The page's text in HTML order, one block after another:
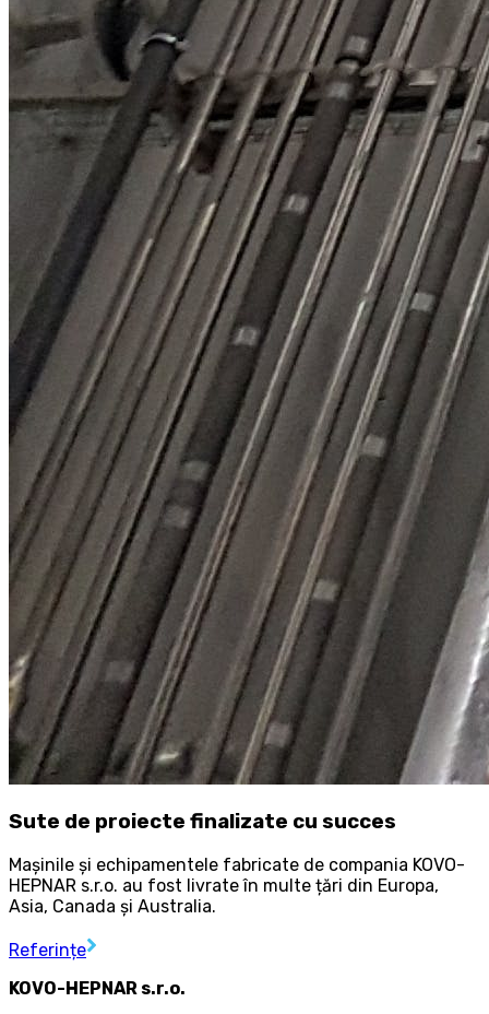
Sute de proiecte finalizate cu succes
Mașinile și echipamentele fabricate de compania KOVO-
HEPNAR s.r.o. au fost livrate în multe țări din Europa,
Asia, Canada și Australia.
Referințe
KOVO-HEPNAR s.r.o.